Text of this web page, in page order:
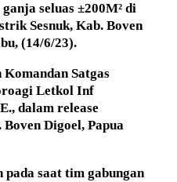
seluas ±200M² di
Sesnuk, Kab. Boven
(14/6/23).
Satgas
Letkol Inf
dalam release
Digoel, Papua
saat tim gabungan